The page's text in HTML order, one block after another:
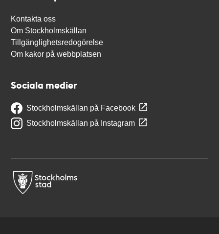
Kontakta oss
Om Stockholmskällan
Tillgänglighetsredogörelse
Om kakor på webbplatsen
Sociala medier
Stockholmskällan på Facebook
Stockholmskällan på Instagram